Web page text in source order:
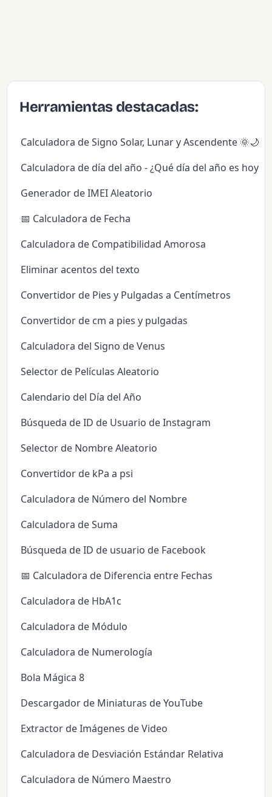
Herramientas destacadas:
Calculadora de Signo Solar, Lunar y Ascendente 🌞🌙✨
Calculadora de día del año - ¿Qué día del año es hoy?
Generador de IMEI Aleatorio
📅 Calculadora de Fecha
Calculadora de Compatibilidad Amorosa
Eliminar acentos del texto
Convertidor de Pies y Pulgadas a Centímetros
Convertidor de cm a pies y pulgadas
Calculadora del Signo de Venus
Selector de Películas Aleatorio
Calendario del Día del Año
Búsqueda de ID de Usuario de Instagram
Selector de Nombre Aleatorio
Convertidor de kPa a psi
Calculadora de Número del Nombre
Calculadora de Suma
Búsqueda de ID de usuario de Facebook
📅 Calculadora de Diferencia entre Fechas
Calculadora de HbA1c
Calculadora de Módulo
Calculadora de Numerología
Bola Mágica 8
Descargador de Miniaturas de YouTube
Extractor de Imágenes de Video
Calculadora de Desviación Estándar Relativa
Calculadora de Número Maestro